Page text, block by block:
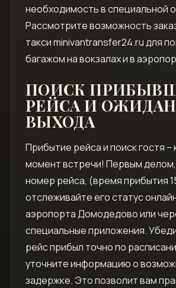
необходимость в специальной
Рассмотрите возможность
такси minivantransfer24.ru для
багажом на вокзалах и в
ПОИСК
РЕЙСА И
ВЫХОДА
Прибытие рейса и поиск гостя
момент встречи! Первым делом,
номер рейса, (время прибытия
отслеживайте его статус
аэропорта Домодедово или
специальные приложения.
рейс прибыл точно по
уточните информацию о
задержке. Это позволит вам